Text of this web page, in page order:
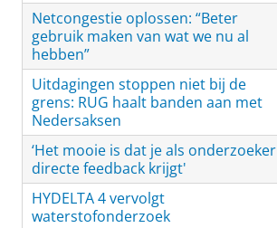
Netcongestie oplossen: “Beter
gebruik maken van wat we nu al
hebben”
Uitdagingen stoppen niet bij de
grens: RUG haalt banden aan met
Nedersaksen
‘Het mooie is dat je als onderzoeker
directe feedback krijgt'
HYDELTA 4 vervolgt
waterstofonderzoek